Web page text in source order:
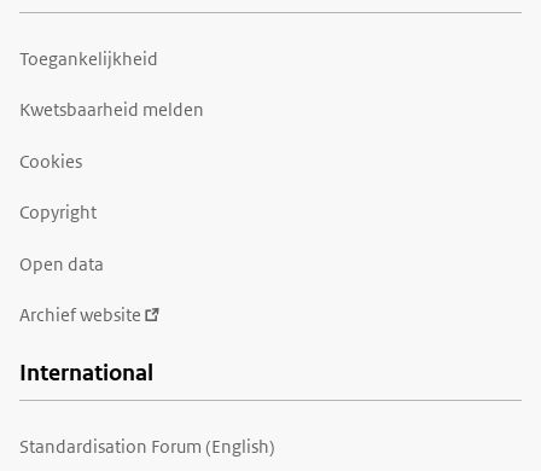
Toegankelijkheid
Kwetsbaarheid melden
Cookies
Copyright
Open data
Archief website
International
Standardisation Forum (English)